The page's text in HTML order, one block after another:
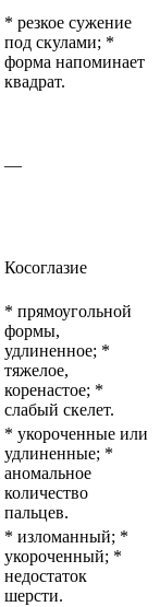
* резкое сужение
под скулами; *
форма напоминает
квадрат.
—
Косоглазие
* прямоугольной
формы,
удлиненное; *
тяжелое,
коренастое; *
слабый скелет.
* укороченные или
удлиненные; *
аномальное
количество
пальцев.
* изломанный; *
укороченный; *
недостаток
шерсти.